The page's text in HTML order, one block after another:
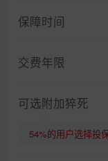
保障时间
交费年限
可选附加猝死
54%的用户选择投